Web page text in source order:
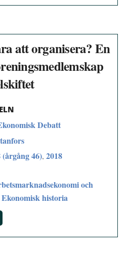
att organisera? En
Debatt
(årgång 46),2018
och
historia